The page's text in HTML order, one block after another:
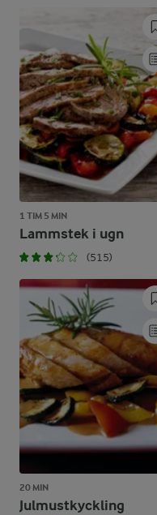
1 TIM 5 MIN
Lammstek i ugn
(515)
20 MIN
Julmustkyckling